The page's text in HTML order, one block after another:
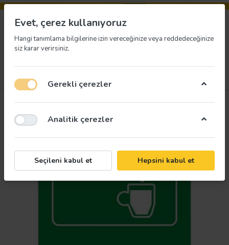
Evet, çerez kullanıyoruz
Hangi tanımlama bilgilerine izin vereceğinize veya reddedeceğinize
siz karar verirsiniz.
Gerekli çerezler
Analitik çerezler
Seçileni kabul et Hepsini kabul et